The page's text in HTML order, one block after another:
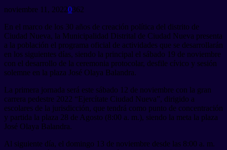
noviembre 11, 20220362
En el marco de los 30 años de creación política del distrito de
Ciudad Nueva, la Municipalidad Distrital de Ciudad Nueva presenta
a la población el programa oficial de actividades que se desarrollarán
en los siguientes días, siendo la principal el sábado 19 de noviembre
con el desarrollo de la ceremonia protocolar, desfile cívico y sesión
solemne en la plaza José Olaya Balandra.
La primera jornada será este sábado 12 de noviembre con la gran
carrera pedestre 2022 “Ejercítate Ciudad Nueva”, dirigido a
escolares de la jurisdicción, que tendrá como punto de concentración
y partida la plaza 28 de Agosto (8:00 a. m.), siendo la meta la plaza
José Olaya Balandra.
Al siguiente día, el domingo 13 de noviembre desde las 8:00 a. m.